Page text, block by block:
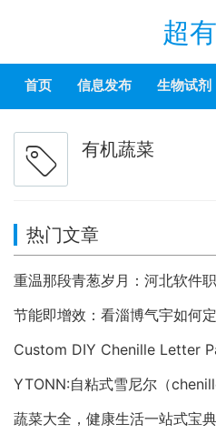
超
首页 信息发布 生物试剂
有机蔬菜
热门文章
节能即增效：看淄博气宇如何
YTONN:自粘式雪尼尔（
蔬菜大全，健康生活一站式宝典